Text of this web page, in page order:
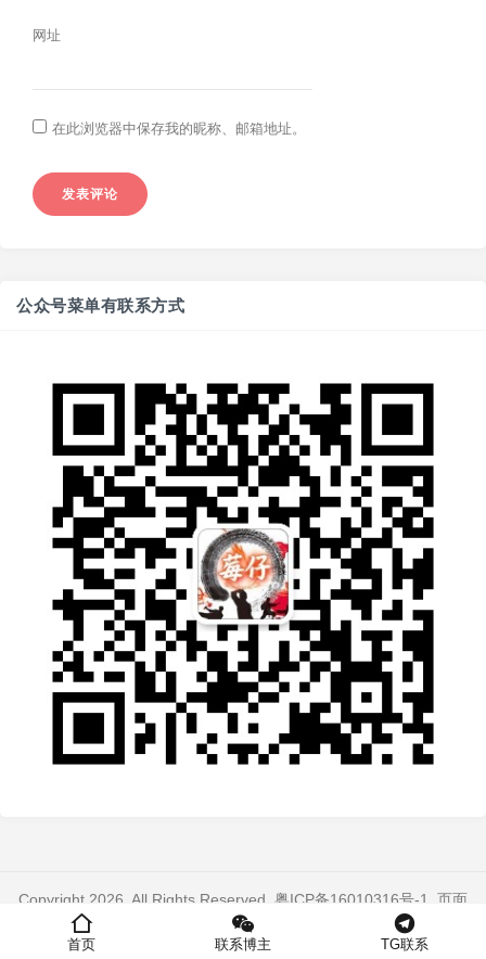
网址
在此浏览器中保存我的昵称、邮箱地址。
公众号菜单有联系方式
Copyright 2026. All Rights Reserved. 粤ICP备16010316号-1
. 页面
加载时间：0.289 秒
首页 联系博主 TG联系